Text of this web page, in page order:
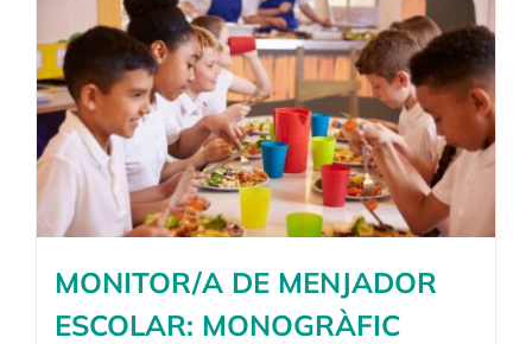
MONITOR/A DE MENJADOR
ESCOLAR: MONOGRÀFIC